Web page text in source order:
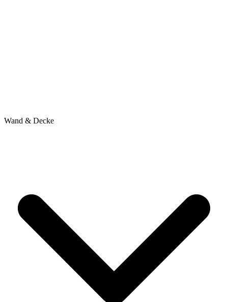
Wand & Decke